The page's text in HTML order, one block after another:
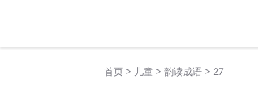
首页 > 儿童 > 韵读成语 > 27